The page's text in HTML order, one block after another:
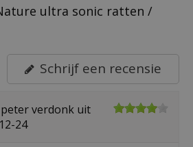
ultra sonic ratten /
Schrijf een recensie
peter verdonk uit
24